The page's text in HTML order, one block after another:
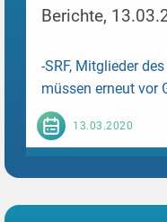
Berichte,
-SRF, Mitglieder
müssen erneut vor
13.03.2020